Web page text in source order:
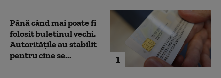
1
Până când mai poate fi
folosit buletinul vechi.
Autoritățile au stabilit
pentru cine se...